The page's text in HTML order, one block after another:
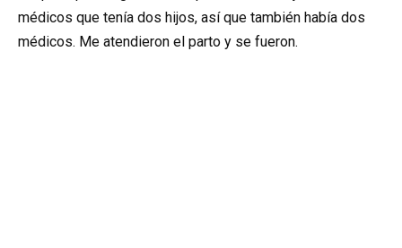
médicos que tenía dos hijos, así que también había dos
médicos. Me atendieron el parto y se fueron.